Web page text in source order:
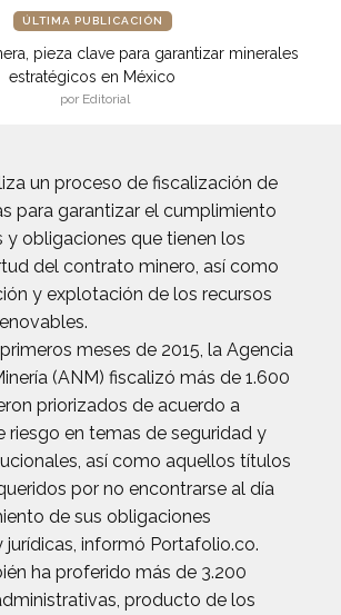
ÚLTIMA PUBLICACIÓN
pieza clave para garantizar minerales
estratégicos en México
por Editorial
un proceso de fiscalización de
para garantizar el cumplimiento
y obligaciones que tienen los
del contrato minero, así como
y explotación de los recursos
meses de 2015, la Agencia
(ANM) fiscalizó más de 1.600
priorizados de acuerdo a
riesgo en temas de seguridad y
así como aquellos títulos
por no encontrarse al día
de sus obligaciones
informó Portafolio.co.
ha proferido más de 3.200
producto de los